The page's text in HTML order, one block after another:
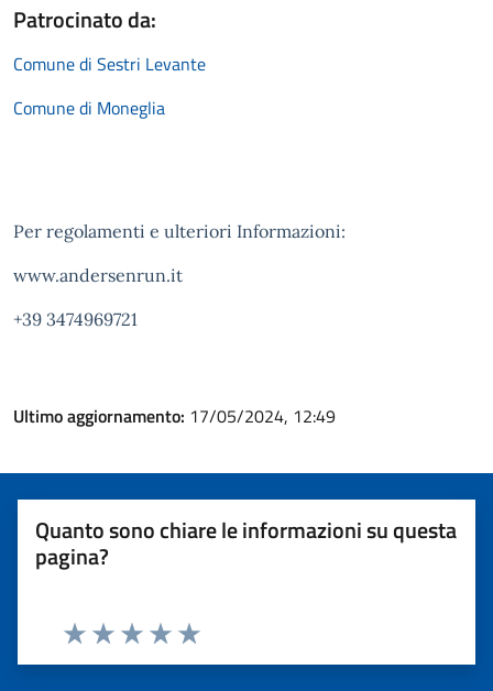
Patrocinato da:
Comune di Sestri Levante
Comune di Moneglia
Per regolamenti e ulteriori Informazioni:
www.andersenrun.it
+39 3474969721
Ultimo aggiornamento: 17/05/2024, 12:49
Quanto sono chiare le informazioni su questa
pagina?
Valuta 5 stelle su 5
Valuta 4 stelle su 5
Valuta 3 stelle su 5
Valuta 2 stelle su 5
Valuta 1 stelle su 5